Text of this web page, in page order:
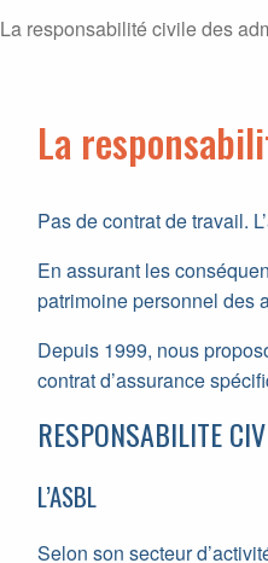
La responsabilité civile des
La
Pas de contrat de travail.
En assurant les
patrimoine personnel des
Depuis 1999, nous
contrat d’assurance
RESPONSABILITE
L’ASBL
Selon son secteur